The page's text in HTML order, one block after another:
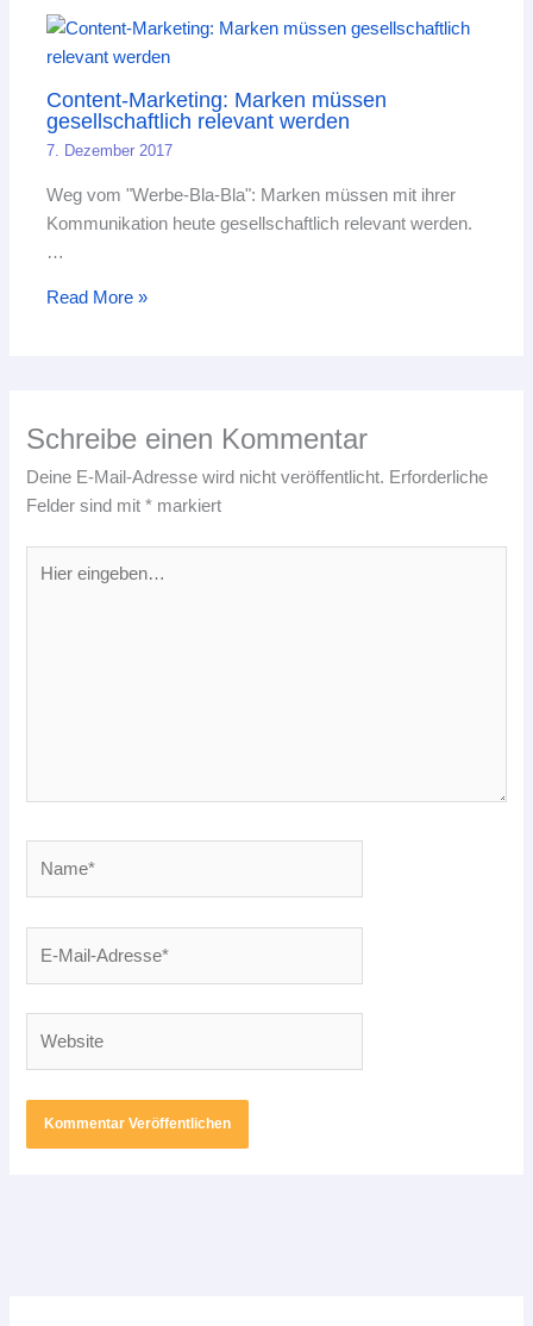
Content-Marketing: Marken müssen
gesellschaftlich relevant werden
7. Dezember 2017
Weg vom "Werbe-Bla-Bla": Marken müssen mit ihrer
Kommunikation heute gesellschaftlich relevant werden.
…
Read More »
Schreibe einen Kommentar
Deine E-Mail-Adresse wird nicht veröffentlicht. Erforderliche
Felder sind mit* markiert
eingeben…